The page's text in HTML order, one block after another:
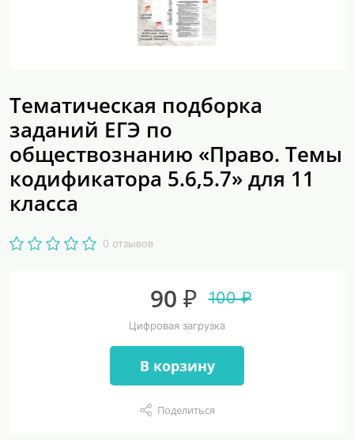
Тематическая подборка
заданий ЕГЭ по
обществознанию «Право. Темы
кодификатора 5.6,5.7» для 11
класса
0 отзывов
90 ₽ 100 ₽
Цифровая загрузка
В корзину
Поделиться